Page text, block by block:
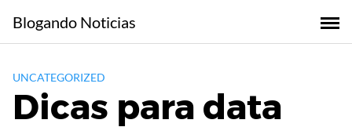
content
Blogando Noticias
UNCATEGORIZED
Dicas para data